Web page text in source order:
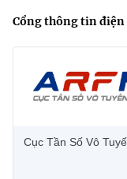
Cổng thông tin điện
Cục Tần Số Vô